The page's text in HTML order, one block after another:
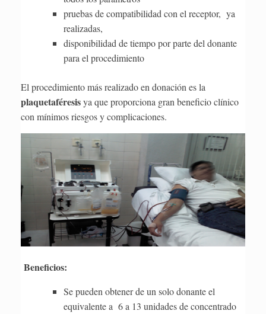
pruebas de compatibilidad con el receptor, ya
realizadas,
disponibilidad de tiempo por parte del donante
para el procedimiento
El procedimiento más realizado en donación es la
plaquetaféresisya que proporciona gran beneficio clínico
con mínimos riesgos y complicaciones.
Beneficios:
Se pueden obtener de un solo donante el
equivalente a 6 a 13 unidades de concentrado